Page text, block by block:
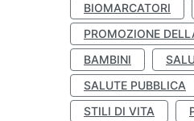
BIOMARCATORI
PROMOZIONE
BAMBINI
SALUTE PUBBLICA
STILI DI VITA